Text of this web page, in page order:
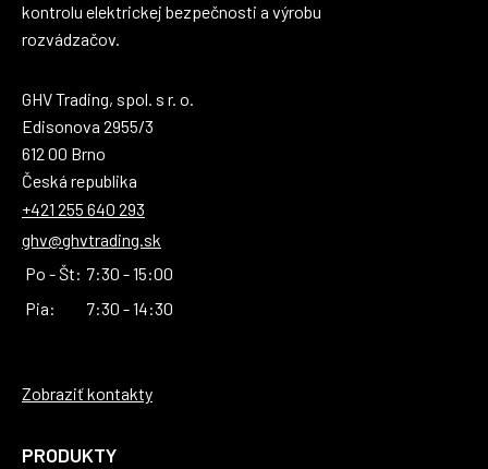
kontrolu elektrickej bezpečnosti a výrobu
rozvádzačov.
GHV Trading, spol. s r. o.
Edisonova 2955/3
612 00 Brno
Česká republika
+421 255 640 293
ghv@ghvtrading.sk
Po - Št: 7:30 - 15:00
Pia:
7:30 - 14:30
Zobraziť kontakty
PRODUKTY